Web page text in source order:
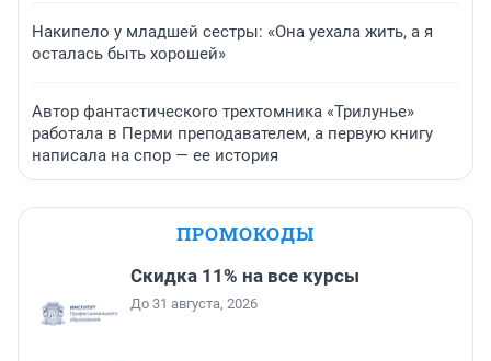
Накипело у младшей сестры: «Она уехала жить, а я
осталась быть хорошей»
Автор фантастического трехтомника «Трилунье»
работала в Перми преподавателем, а первую книгу
написала на спор — ее история
ПРОМОКОДЫ
Скидка 11% на все курсы
До 31 августа, 2026